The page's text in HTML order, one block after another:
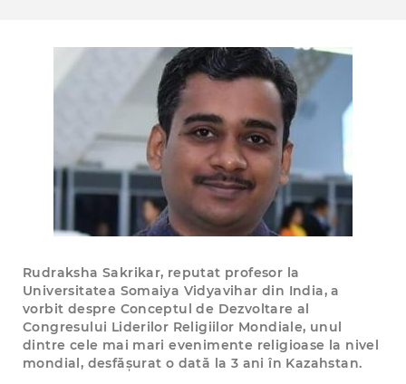
Rudraksha Sakrikar, reputat profesor la
Universitatea Somaiya Vidyavihar din India, a
vorbit despre Conceptul de Dezvoltare al
Congresului Liderilor Religiilor Mondiale, unul
dintre cele mai mari evenimente religioase la nivel
mondial, desfășurat o dată la 3 ani în Kazahstan.